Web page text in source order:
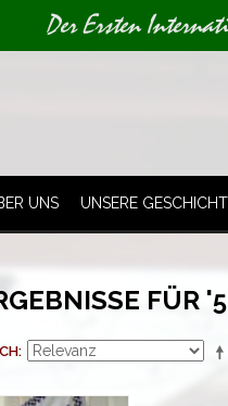
Der Ersten
UNS UNSERE
FÜR